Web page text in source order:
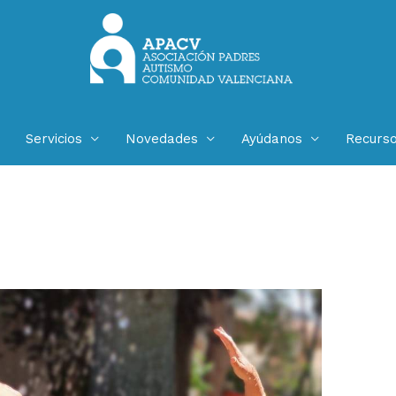
Servicios Novedades Ayúdanos